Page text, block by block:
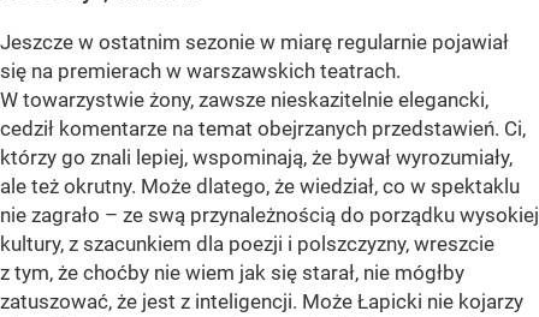
Jeszcze w ostatnim sezonie w miarę regularnie pojawiał
się na premierach w warszawskich teatrach.
W towarzystwie żony, zawsze nieskazitelnie elegancki,
cedził komentarze na temat obejrzanych przedstawień. Ci,
którzy go znali lepiej, wspominają, że bywał wyrozumiały,
ale też okrutny. Może dlatego, że wiedział, co w spektaklu
nie zagrało – ze swą przynależnością do porządku wysokiej
kultury, z szacunkiem dla poezji i polszczyzny, wreszcie
z tym, że choćby nie wiem jak się starał, nie mógłby
zatuszować, że jest z inteligencji. Może Łapicki nie kojarzy